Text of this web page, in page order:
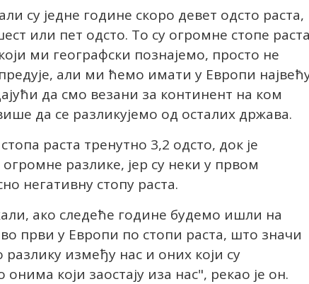
су једне године скоро девет одсто раста,
или пет одсто. То су огромне стопе
ми географски познајемо, просто не
али ми ћемо имати у Европи
да смо везани за континент на ком
да се разликујемо од осталих држава.
раста тренутно 3,2 одсто, док је
разлике, јер су неки у првом
негативну стопу раста.
ако следеће године будемо ишли на
први у Европи по стопи раста, што значи
између нас и оних који су
који заостају иза нас", рекао је он.